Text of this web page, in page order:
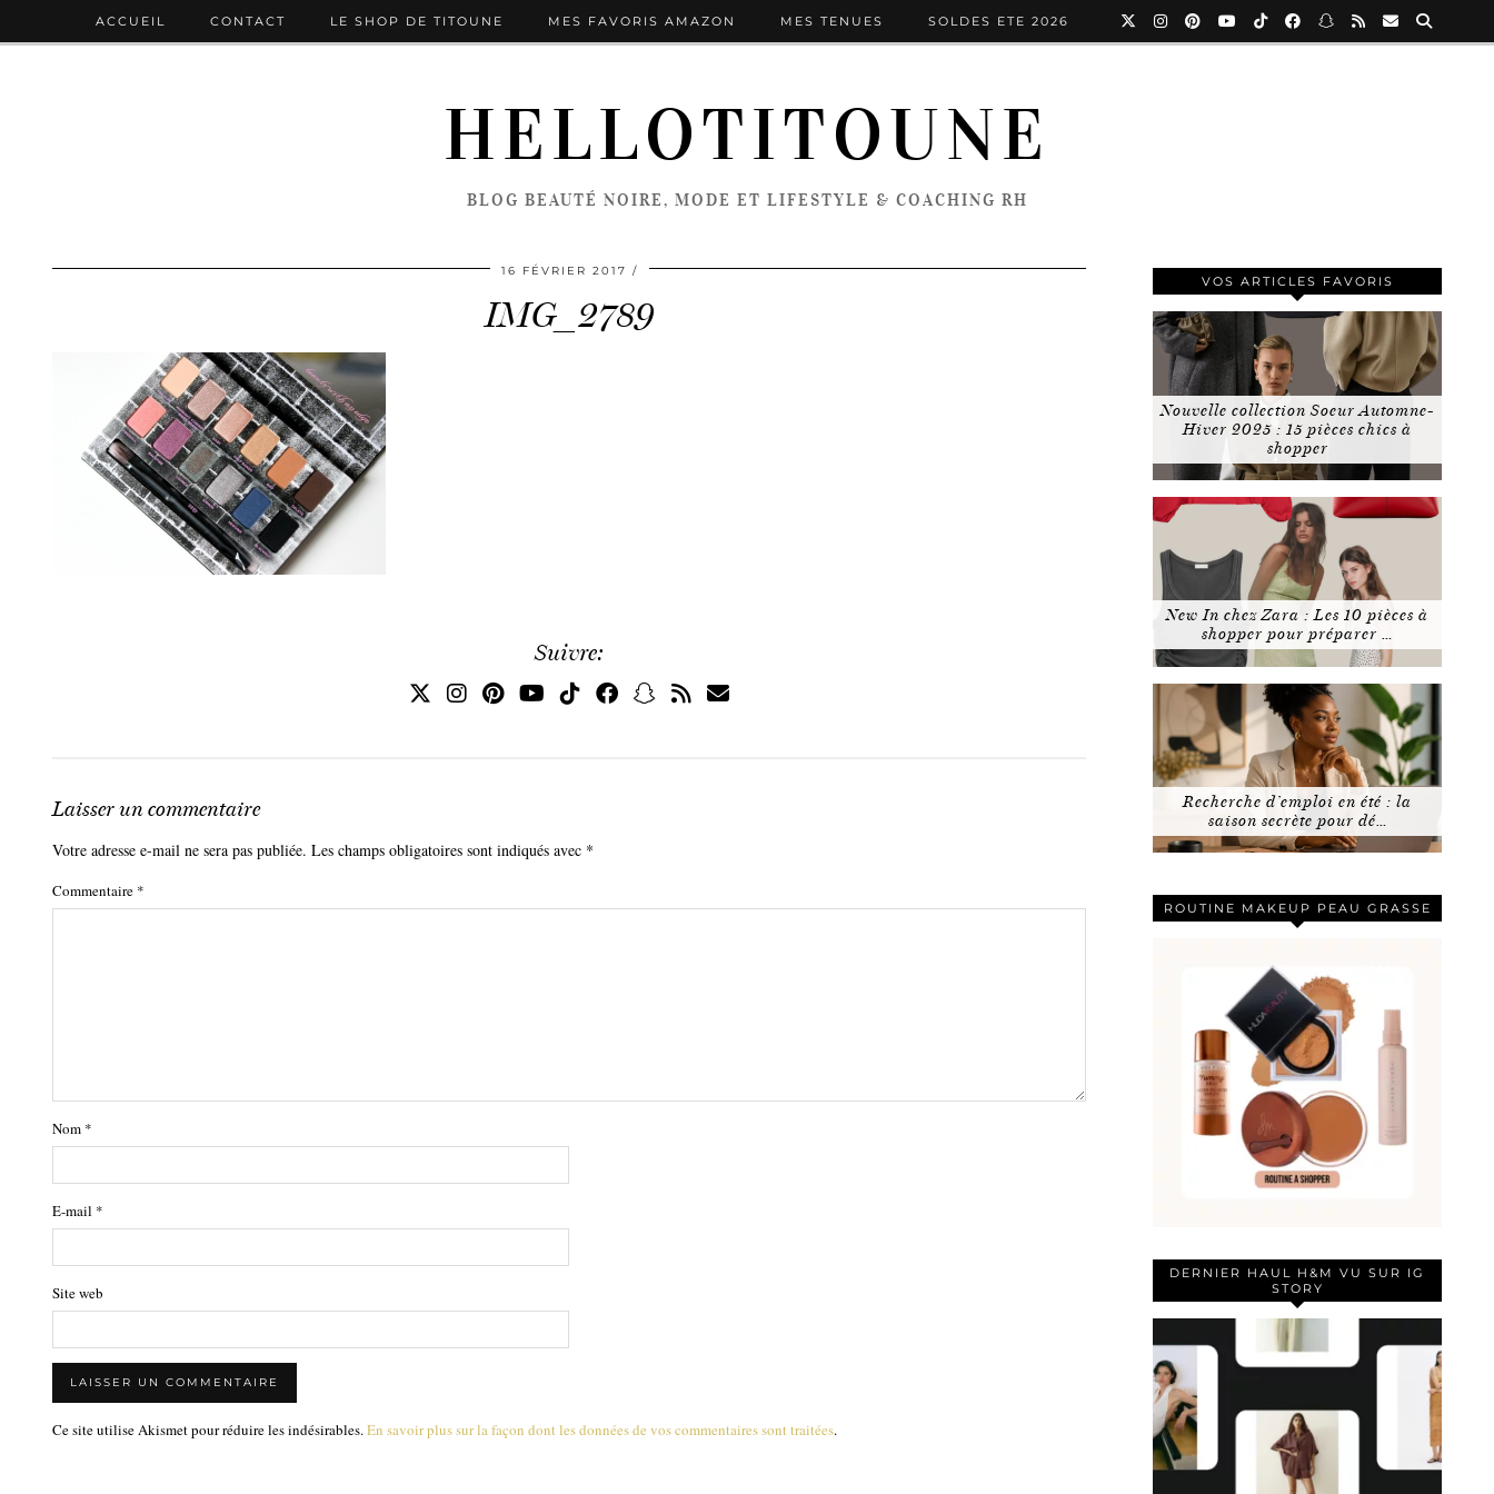
HELLOTITOUNE
BLOG BEAUTÉ NOIRE, MODE ET LIFESTYLE & COACHING RH
ACCUEIL CONTACT LE SHOP DE TITOUNE MES FAVORIS AMAZON MES TENUES SOLDES ETE 2026
16 FÉVRIER 2017
IMG_2789
Suivre:
Laisser un commentaire
Votre adresse e-mail ne sera pas publiée. Les champs obligatoires sont indiqués avec *
Commentaire *
Nom *
E-mail *
Site web
Ce site utilise Akismet pour réduire les indésirables. En savoir plus sur la façon dont les données de vos commentaires sont traitées.
VOS ARTICLES FAVORIS
Nouvelle collection Soeur Automne-
Hiver 2025 : 15 pièces chics à
shopper
New In chez Zara : Les 10 pièces à
shopper pour préparer …
Recherche d’emploi en été : la
saison secrète pour dé…
ROUTINE MAKEUP PEAU GRASSE
DERNIER HAUL H&M VU SUR IG
STORY